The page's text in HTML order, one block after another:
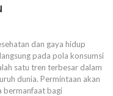
dan gaya hidup
pada pola konsumsi
satu tren terbesar dalam
dunia. Permintaan akan
bermanfaat bagi